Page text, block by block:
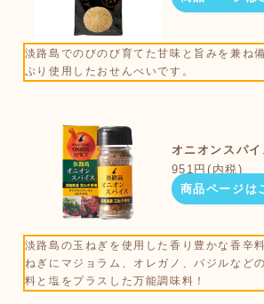
淡路島でのびのび育てた甘味と旨みを兼ね
ぷり使用したおせんべいです。
オニオンスパイ
951円(内税)
商品ページは
淡路島の玉ねぎを使用した香り豊かな香辛
ねぎにマジョラム、オレガノ、バジルなど
料と塩をプラスした万能調味料！